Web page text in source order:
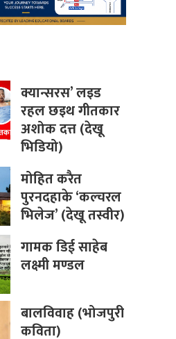
क्यान्सरस’ लइड
रहल छइथ गीतकार
अशोक दत्त (देखू
भिडियो)
मोहित करैत
पुरनदहाके ‘कल्चरल
भिलेज’ (देखू तस्वीर)
गामक डिई साहेब
लक्ष्मी मण्डल
बालविवाह (भोजपुरी
कविता)